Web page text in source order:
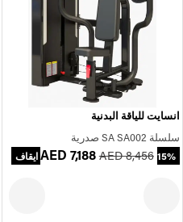
انسايت للياقة البدنية
سلسلة SA SA002 صدرية
AED 7,188 AED 8,456 15% ايقاف